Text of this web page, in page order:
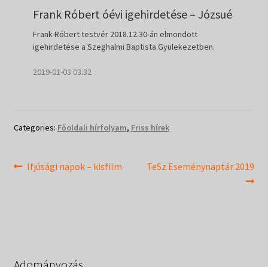
Frank Róbert óévi igehirdetése – Józsué
Frank Róbert testvér 2018.12.30-án elmondott
igehirdetése a Szeghalmi Baptista Gyülekezetben.
2019-01-03 03:32
Categories: Főoldali hírfolyam, Friss hírek
Bejegyzés
Previous
Ifjúsági napok – kisfilm
Next
TeSz Eseménynaptár 2019